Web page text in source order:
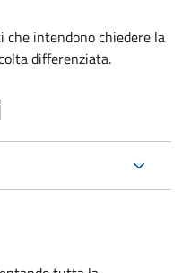
intendono chiedere la
differenziata.